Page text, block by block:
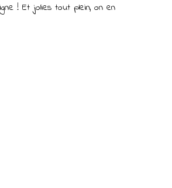
! Et jolies tout plein, on en